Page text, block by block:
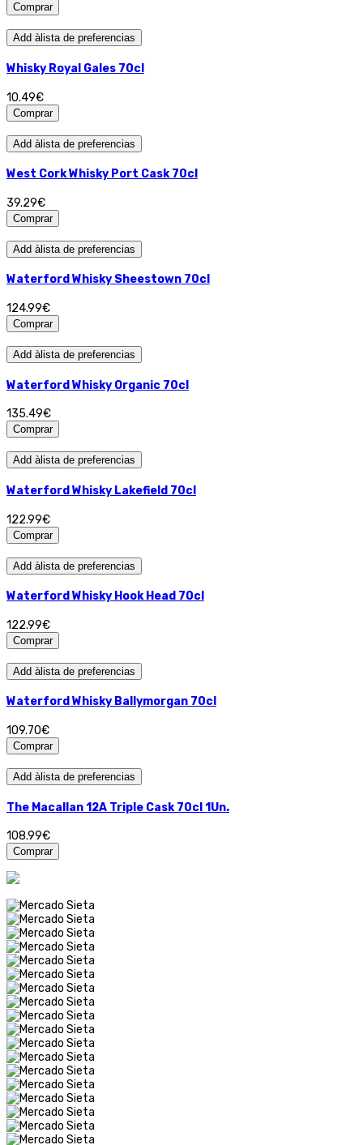
Comprar
Add àlista de preferencias
Whisky Royal Gales 70cl
10.49€
Comprar
Add àlista de preferencias
West Cork Whisky Port Cask 70cl
39.29€
Comprar
Add àlista de preferencias
Waterford Whisky Sheestown 70cl
124.99€
Comprar
Add àlista de preferencias
Waterford Whisky Organic 70cl
135.49€
Comprar
Add àlista de preferencias
Waterford Whisky Lakefield 70cl
122.99€
Comprar
Add àlista de preferencias
Waterford Whisky Hook Head 70cl
122.99€
Comprar
Add àlista de preferencias
Waterford Whisky Ballymorgan 70cl
109.70€
Comprar
Add àlista de preferencias
The Macallan 12A Triple Cask 70cl 1Un.
108.99€
Comprar